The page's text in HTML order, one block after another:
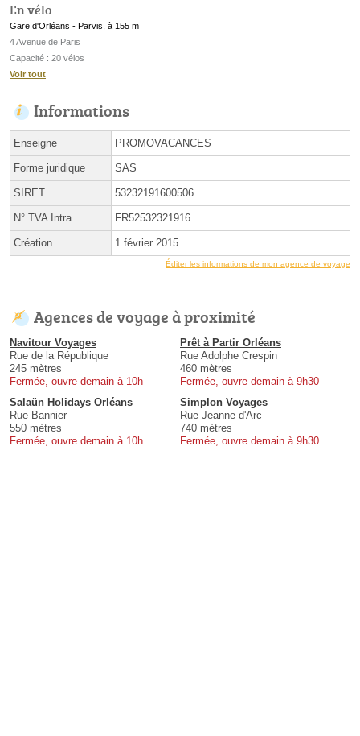
En vélo
Gare d'Orléans - Parvis, à 155 m
4 Avenue de Paris
Capacité : 20 vélos
Voir tout
Informations
Enseigne PROMOVACANCES
Forme juridique SAS
SIRET 53232191600506
N° TVA Intra. FR52532321916
Création 1 février 2015
Éditer les informations de mon agence de voyage
Agences de voyage à proximité
Navitour Voyages
Rue de la République
245 mètres
Fermée, ouvre demain à 10h
Prêt à Partir Orléans
Rue Adolphe Crespin
460 mètres
Fermée, ouvre demain à 9h30
Salaün Holidays Orléans
Rue Bannier
550 mètres
Fermée, ouvre demain à 10h
Simplon Voyages
Rue Jeanne d'Arc
740 mètres
Fermée, ouvre demain à 9h30